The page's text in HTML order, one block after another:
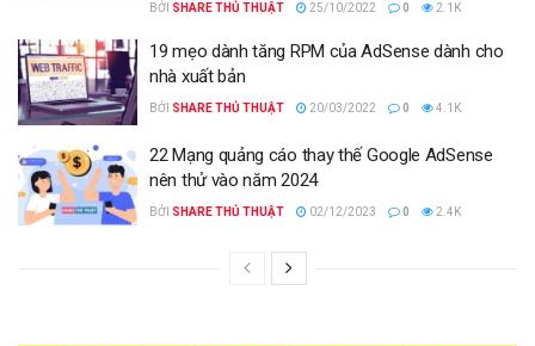
BỞI SHARE THỦ THUẬT 25/10/2022 0 2.1K
19 mẹo dành tăng RPM của AdSense dành cho
nhà xuất bản
BỞI SHARE THỦ THUẬT 20/03/2022 0 4.1K
22 Mạng quảng cáo thay thế Google AdSense
nên thử vào năm 2024
BỞI SHARE THỦ THUẬT 02/12/2023 0 2.4K